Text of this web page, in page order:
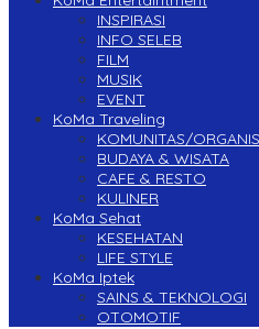
INSPIRASI
INFO SELEB
FILM
MUSIK
EVENT
KoMa Traveling
KOMUNITAS/
BUDAYA & WISATA
CAFE & RESTO
KULINER
KoMa Sehat
KESEHATAN
LIFE STYLE
KoMa Iptek
SAINS & TEKNOLOGI
OTOMOTIF